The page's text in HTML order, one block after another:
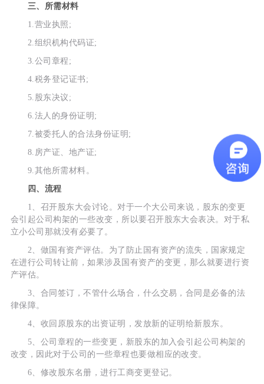
三、所需材料
1.营业执照;
2.组织机构代码证;
3.公司章程;
4.税务登记证书;
5.股东决议;
6.法人的身份证明;
7.被委托人的合法身份证明;
8.房产证、地产证;
9.其他所需材料。
四、流程
1、召开股东大会讨论。对于一个大公司来说，股东的变更
会引起公司构架的一些改变，所以要召开股东大会表决。对于私
立小公司那就没有必要了。
2、做国有资产评估。为了防止国有资产的流失，国家规定
在进行公司转让前，如果涉及国有资产的变更，那么就要进行资
产评估。
3、合同签订，不管什么场合，什么交易，合同是必备的法
律保障。
4、收回原股东的出资证明，发放新的证明给新股东。
5、公司章程的一些变更，新股东的加入会引起公司构架的
改变，因此对于公司的一些章程也要做相应的改变。
6、修改股东名册，进行工商变更登记。